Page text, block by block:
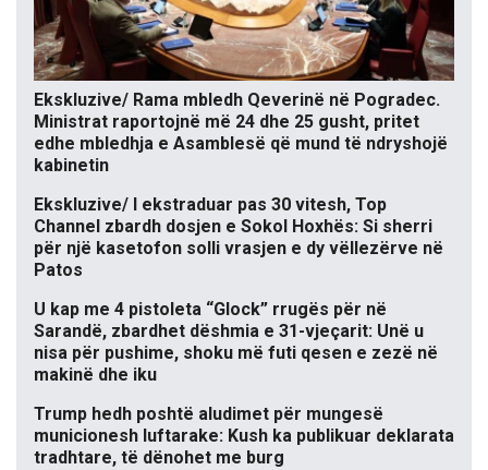
Ekskluzive/ Rama mbledh Qeverinë në Pogradec.
Ministrat raportojnë më 24 dhe 25 gusht, pritet
edhe mbledhja e Asamblesë që mund të ndryshojë
kabinetin
Ekskluzive/ I ekstraduar pas 30 vitesh, Top
Channel zbardh dosjen e Sokol Hoxhës: Si sherri
për një kasetofon solli vrasjen e dy vëllezërve në
Patos
U kap me 4 pistoleta “Glock” rrugës për në
Sarandë, zbardhet dëshmia e 31-vjeçarit: Unë u
nisa për pushime, shoku më futi qesen e zezë në
makinë dhe iku
Trump hedh poshtë aludimet për mungesë
municionesh luftarake: Kush ka publikuar deklarata
tradhtare, të dënohet me burg